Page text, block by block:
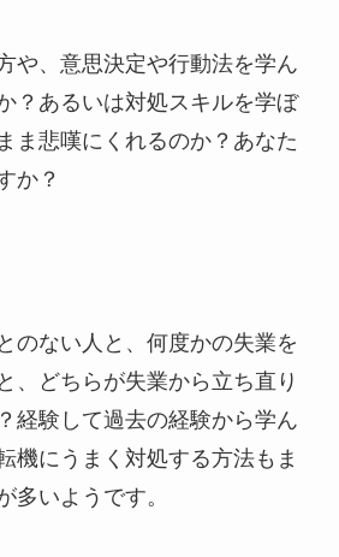
や、意思決定や行動法を学ん
？あるいは対処スキルを学ぼ
ま悲嘆にくれるのか？あなた
か？
のない人と、何度かの失業を
、どちらが失業から立ち直り
経験して過去の経験から学ん
機にうまく対処する方法もま
多いようです。